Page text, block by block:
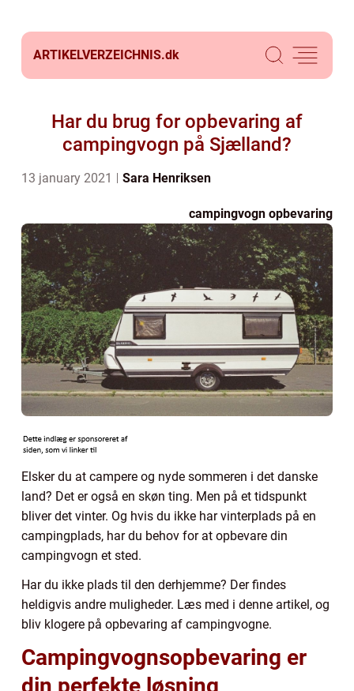
ARTIKELVERZEICHNIS.dk
Har du brug for opbevaring af
campingvogn på Sjælland?
13 january 2021 Sara Henriksen
campingvogn opbevaring
Elsker du at campere og nyde sommeren i det danske
land? Det er også en skøn ting. Men på et tidspunkt
bliver det vinter. Og hvis du ikke har vinterplads på en
campingplads, har du behov for at opbevare din
campingvogn et sted.
Har du ikke plads til den derhjemme? Der findes
heldigvis andre muligheder. Læs med i denne artikel, og
bliv klogere på opbevaring af campingvogne.
Campingvognsopbevaring er
din perfekte løsning